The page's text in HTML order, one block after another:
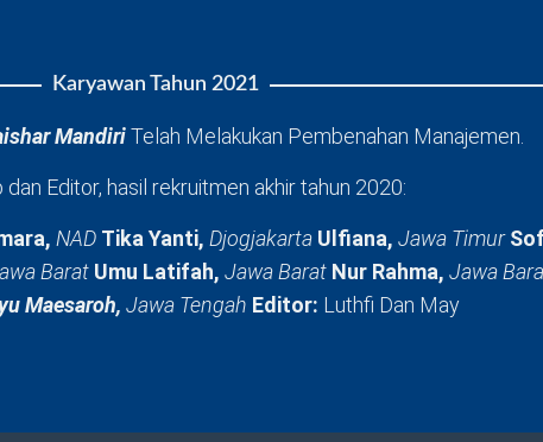
Karyawan Tahun 2021
MandiriTelah Melakukan Pembenahan Manajemen.
Editor, hasil rekruitmen akhir tahun 2020:
NAD Tika Yanti, Djogjakarta Ulfiana, Jawa Timur
Barat Umu Latifah, Jawa Barat Nur Rahma, Jawa
Maesaroh, Jawa Tengah Editor: Luthfi Dan May